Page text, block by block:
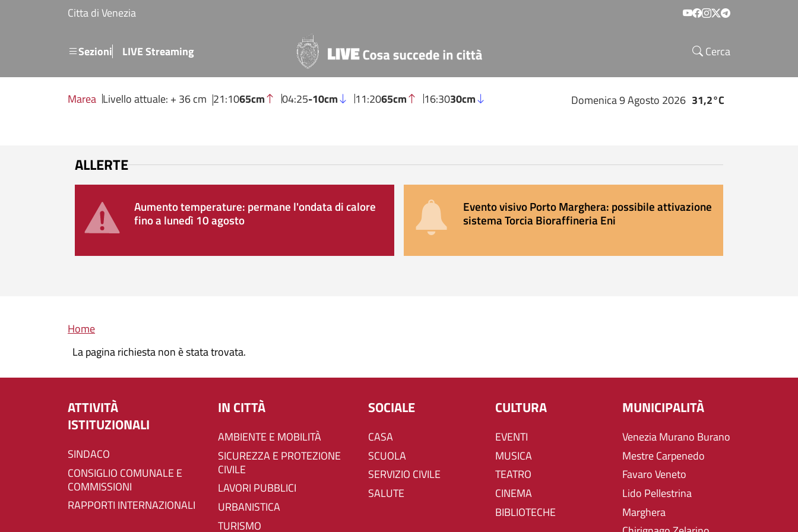
Salta al contenuto principale
Citta di Venezia Social menu
SezioniMenu secondario
LIVE Streaming Cerca
Marea Livello attuale: + 36 cm 21:1065cm 04:25-10cm 11:2065cm 16:3030cm Domenica 9 Agosto 2026 31,2°C
ALLERTE
Aumento temperature: permane l'ondata di calore
fino a lunedì 10 agosto
Evento visivo Porto Marghera: possibile attivazione
sistema Torcia Bioraffineria Eni
Briciole di pane
Home
La pagina richiesta non è stata trovata.
ATTIVITÀ
ISTITUZIONALI
SINDACO
CONSIGLIO COMUNALE E
COMMISSIONI
RAPPORTI INTERNAZIONALI
IN CITTÀ
AMBIENTE E MOBILITÀ
SICUREZZA E PROTEZIONE
CIVILE
LAVORI PUBBLICI
URBANISTICA
TURISMO
SOCIALE
CASA
SCUOLA
SERVIZIO CIVILE
SALUTE
CULTURA
EVENTI
MUSICA
TEATRO
CINEMA
BIBLIOTECHE
MUNICIPALITÀ
Venezia Murano Burano
Mestre Carpenedo
Favaro Veneto
Lido Pellestrina
Marghera